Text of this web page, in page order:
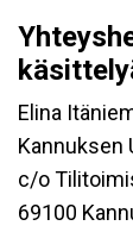
Elina
Kannuksen
c/o
69100